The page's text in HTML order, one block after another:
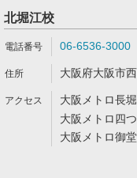
北堀江校
06-6536-3000
大阪府大阪市
大阪メトロ長
大阪メトロ四
大阪メトロ御